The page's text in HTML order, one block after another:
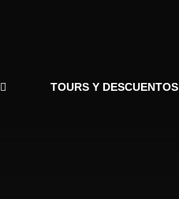
TOURS Y DESCUENTOS